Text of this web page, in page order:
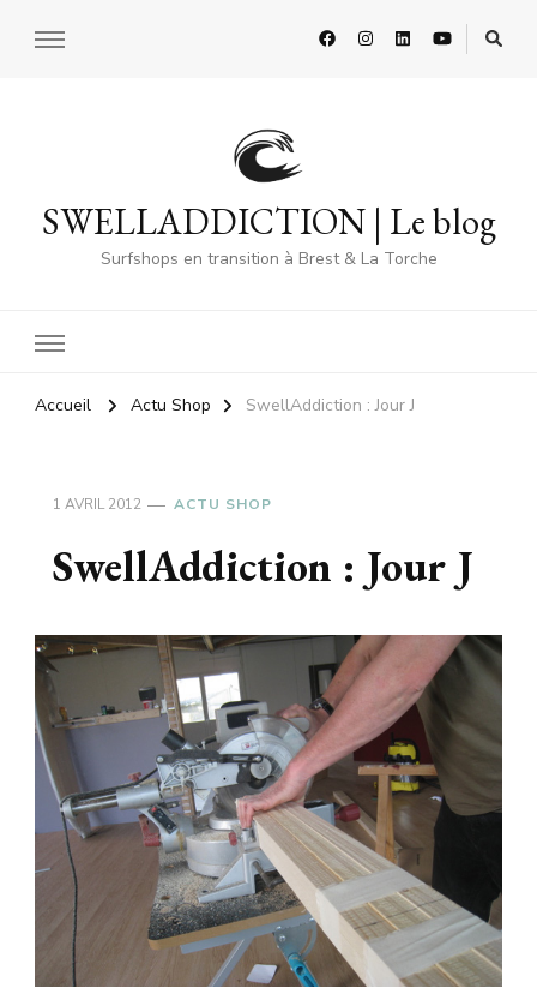
SWELLADDICTION | Le blog
Surfshops en transition à Brest & La Torche
Accueil Actu Shop SwellAddiction : Jour J
1 AVRIL 2012 ACTU SHOP
SwellAddiction : Jour J